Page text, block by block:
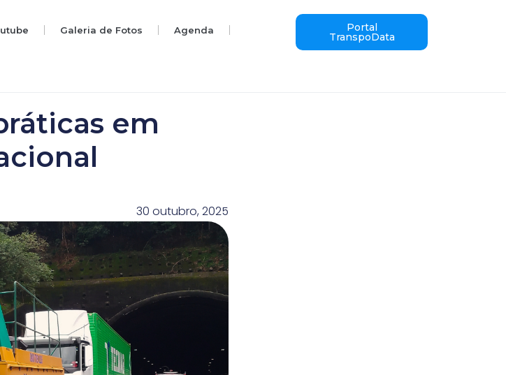
Galeria de Fotos Agenda Portal
TranspoData
em
30 outubro, 2025